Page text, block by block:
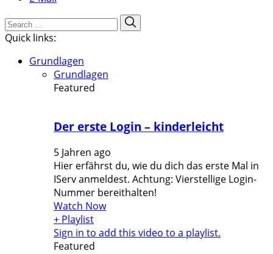
Search
for:
Quick links:
Grundlagen
Grundlagen
Featured
Der erste Login – kinderleicht
5 Jahren ago
Hier erfährst du, wie du dich das erste Mal in
IServ anmeldest. Achtung: Vierstellige Login-
Nummer bereithalten!
Watch Now
+ Playlist
Sign in to add this video to a playlist.
Featured